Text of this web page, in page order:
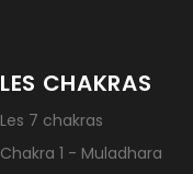
LES CHAKRAS
Les 7 chakras
Chakra 1 - Muladhara